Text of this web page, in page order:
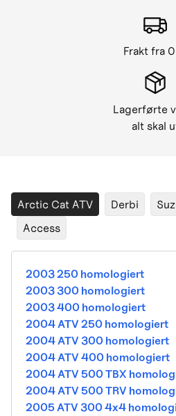
Frakt fra
Lagerførte
alt skal
Arctic Cat ATV Derbi
Access
2003 250 homologiert
2003 300 homologiert
2003 400 homologiert
2004 ATV 250 homologiert
2004 ATV 300 homologiert
2004 ATV 400 homologiert
2004 ATV 500 TBX
2004 ATV 500 TRV
2005 ATV 300 4x4